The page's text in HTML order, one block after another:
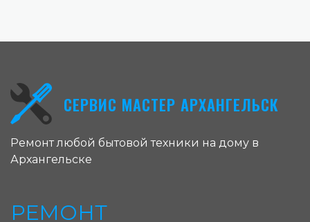
СЕРВИС МАСТЕР АРХАНГЕЛЬСК
Ремонт любой бытовой техники на дому в
Архангельске
РЕМОНТ